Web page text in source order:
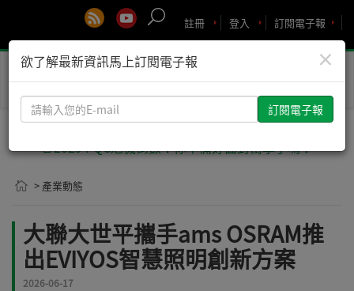
訂閱電子報
登入
註冊
Toggle
🚨2029 PQC危機倒數！你準備好面對衝擊了嗎？
> 產業動態
大聯大世平攜手ams OSRAM推
出EVIYOS智慧照明創新方案
2026-06-17
×
欲了解最新資訊馬上訂閱電子報
請
輸
您
的
mail